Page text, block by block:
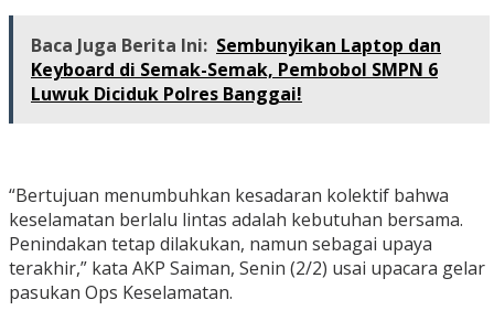
Baca Juga Berita Ini: Sembunyikan Laptop dan
Keyboard di Semak-Semak, Pembobol SMPN 6
Luwuk Diciduk Polres Banggai!
“Bertujuan menumbuhkan kesadaran kolektif bahwa
keselamatan berlalu lintas adalah kebutuhan bersama.
Penindakan tetap dilakukan, namun sebagai upaya
terakhir,” kata AKP Saiman, Senin (2/2) usai upacara gelar
pasukan Ops Keselamatan.